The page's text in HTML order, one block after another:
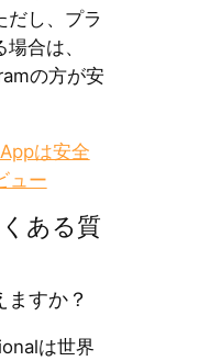
だし、プラ
合は、
の方が安
は安全
ュー
ある質
ますか？
は世界